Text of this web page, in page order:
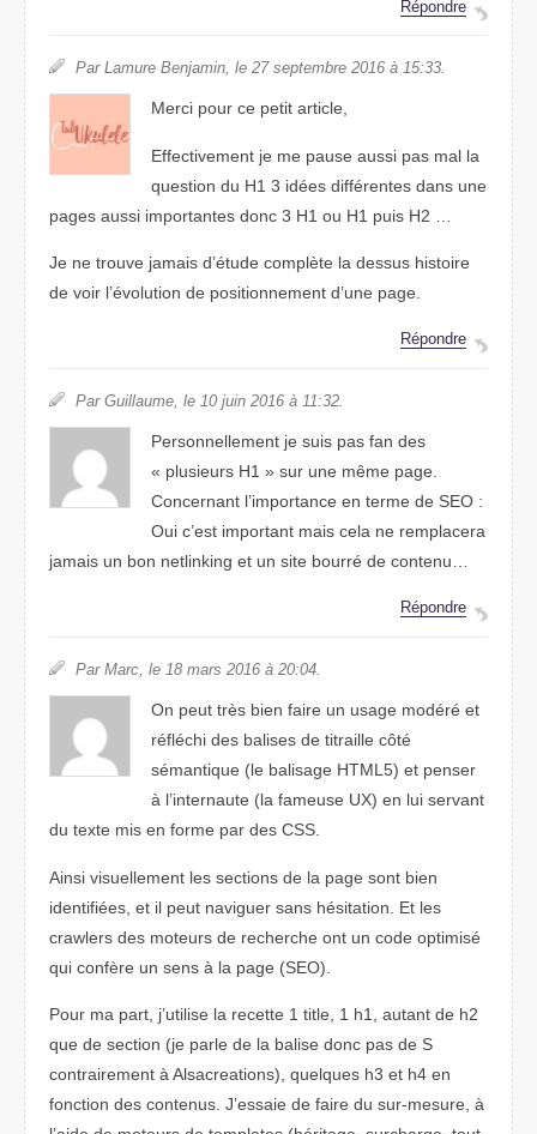
Répondre
Par Lamure Benjamin, le 27 septembre 2016 à 15:33.
Merci pour ce petit article,
Effectivement je me pause aussi pas mal la
question du H1 3 idées différentes dans une
pages aussi importantes donc 3 H1 ou H1 puis H2 …
Je ne trouve jamais d’étude complète la dessus histoire
de voir l’évolution de positionnement d’une page.
Répondre
Par Guillaume, le 10 juin 2016 à 11:32.
Personnellement je suis pas fan des
« plusieurs H1 » sur une même page.
Concernant l’importance en terme de SEO :
Oui c’est important mais cela ne remplacera
jamais un bon netlinking et un site bourré de contenu…
Répondre
Par Marc, le 18 mars 2016 à 20:04.
On peut très bien faire un usage modéré et
réfléchi des balises de titraille côté
sémantique (le balisage HTML5) et penser
à l’internaute (la fameuse UX) en lui servant
du texte mis en forme par des CSS.
Ainsi visuellement les sections de la page sont bien
identifiées, et il peut naviguer sans hésitation. Et les
crawlers des moteurs de recherche ont un code optimisé
qui confère un sens à la page (SEO).
Pour ma part, j’utilise la recette 1 title, 1 h1, autant de h2
que de section (je parle de la balise donc pas de S
contrairement à Alsacreations), quelques h3 et h4 en
fonction des contenus. J’essaie de faire du sur-mesure, à